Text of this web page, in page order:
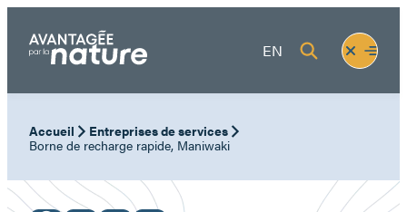
contenu
EN
Fermer
le
menu
Ouvrir
le
Accueil Entreprises de services
Borne de recharge rapide, Maniwaki